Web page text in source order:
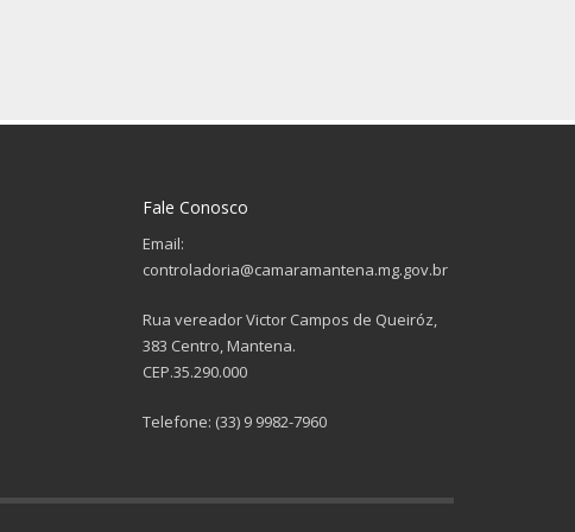
Fale Conosco
Email:
controladoria@camaramantena.mg.gov.br
Rua vereador Victor Campos de Queiróz,
383 Centro, Mantena.
CEP.35.290.000
Telefone: (33) 9 9982-7960